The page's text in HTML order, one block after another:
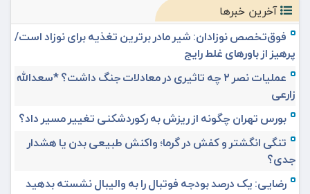
آخرین خبرها
فوق‌تخصص نوزادان: شیر مادر برترین تغذیه برای نوزاد است/
پرهیز از باورهای غلط رایج
عملیات نصر ۲ چه تاثیری در معادلات جنگ داشت؟ *سعدالله
زارعی
بورس تهران چگونه از ریزش به رکوردشکنی تغییر مسیر داد؟
تنگی انگشتر و کفش در گرما؛ واکنش طبیعی بدن یا هشدار
جدی؟
رضایی: یک درصد بودجه فوتبال را به والیبال نشسته بدهید